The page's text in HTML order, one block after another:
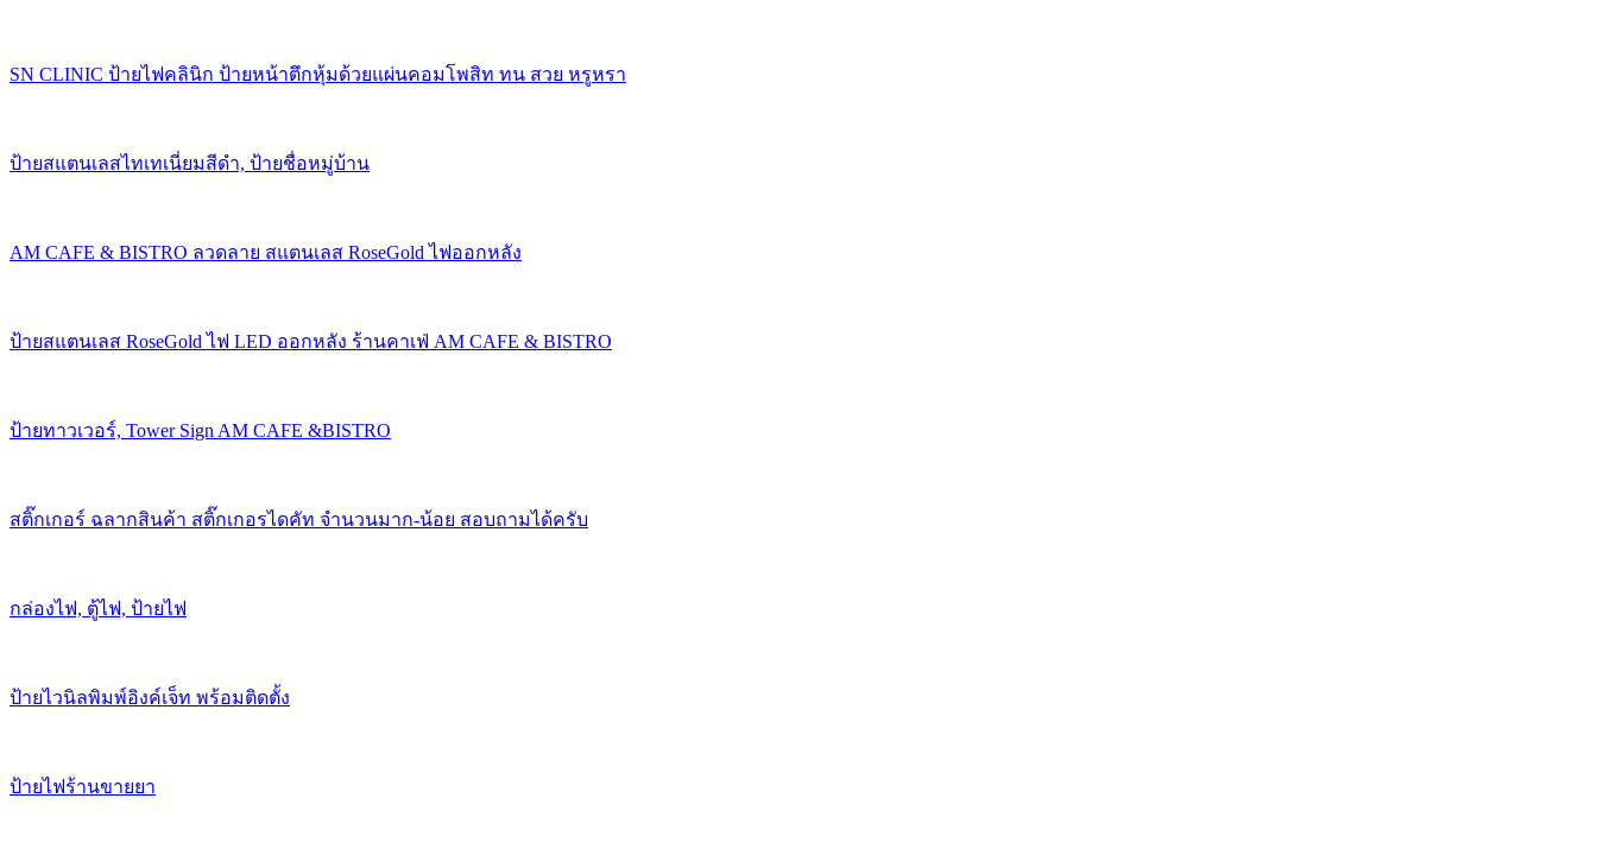
SN CLINIC ป้ายไฟคลินิก ป้ายหน้าตึกหุ้มด้วยแผ่นคอมโพสิท ทน สวย หรูหรา
ป้ายสแตนเลสไทเทเนี่ยมสีดำ, ป้ายชื่อหมู่บ้าน
AM CAFE & BISTRO ลวดลาย สแตนเลส RoseGold ไฟออกหลัง
ป้ายสแตนเลส RoseGold ไฟ LED ออกหลัง ร้านคาเฟ่ AM CAFE & BISTRO
ป้ายทาวเวอร์, Tower Sign AM CAFE &BISTRO
สติ๊กเกอร์ ฉลากสินค้า สติ๊กเกอรไดคัท จำนวนมาก-น้อย สอบถามได้ครับ
กล่องไฟ, ตู้ไฟ, ป้ายไฟ
ป้ายไวนิลพิมพ์อิงค์เจ็ท พร้อมติดตั้ง
ป้ายไฟร้านขายยา